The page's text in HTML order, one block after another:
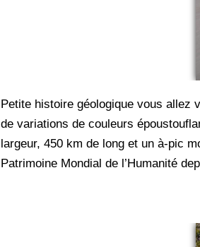
Petite histoire géologique vous allez
de variations de couleurs
largeur, 450 km de long et un à-pic
Patrimoine Mondial de l’Humanité